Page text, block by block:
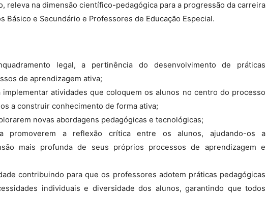
releva na dimensão científico-pedagógica para a progressão da carreira
Básico e Secundário e Professores de Educação Especial.
legal, a pertinência do desenvolvimento de práticas
de aprendizagem ativa;
atividades que coloquem os alunos no centro do processo
a construir conhecimento de forma ativa;
novas abordagens pedagógicas e tecnológicas;
promoverem a reflexão crítica entre os alunos, ajudando-os a
mais profunda de seus próprios processos de aprendizagem e
contribuindo para que os professores adotem práticas pedagógicas
individuais e diversidade dos alunos, garantindo que todos